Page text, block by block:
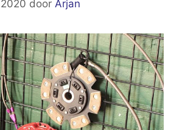
door Arjan